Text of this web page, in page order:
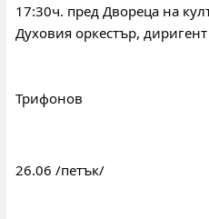
17:30ч. пред Двореца на
Духовия оркестър,
Трифонов
26.06 /петък/